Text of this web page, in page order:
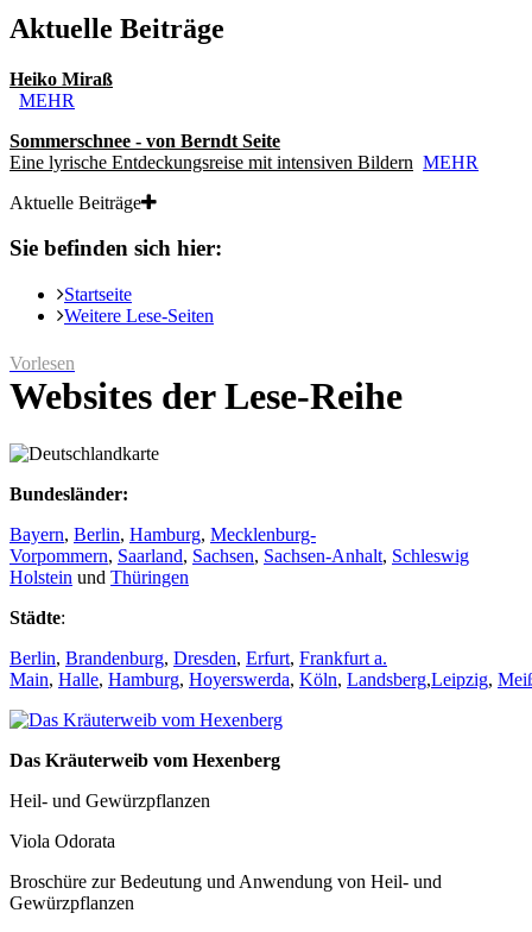
Aktuelle Beiträge
Heiko Miraß
MEHR
Sommerschnee - von Berndt Seite
Eine lyrische Entdeckungsreise mit intensiven Bildern MEHR
Aktuelle Beiträge
Sie befinden sich hier:
Startseite
Weitere Lese-Seiten
Vorlesen
Websites der Lese-Reihe
Bundesländer:
Bayern, Berlin, Hamburg, Mecklenburg-
Vorpommern, Saarland, Sachsen, Sachsen-Anhalt, Schleswig
Holstein und Thüringen
Städte:
Berlin, Brandenburg, Dresden, Erfurt, Frankfurt a.
Main, Halle, Hamburg, Hoyerswerda, Köln, Landsberg,Leipzig,
Das Kräuterweib vom Hexenberg
Heil- und Gewürzpflanzen
Viola Odorata
Broschüre zur Bedeutung und Anwendung von Heil- und
Gewürzpflanzen